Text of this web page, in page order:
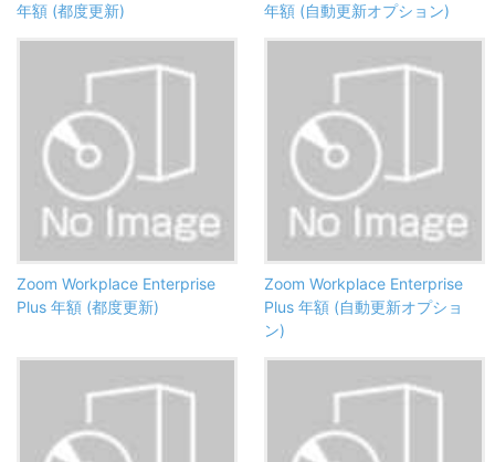
年額 (都度更新) 年額 (自動更新オプション)
Zoom Workplace Enterprise
Plus 年額 (都度更新)
Zoom Workplace Enterprise
Plus 年額 (自動更新オプショ
ン)